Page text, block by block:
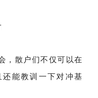
，散户们不仅可以在
能教训一下对冲基